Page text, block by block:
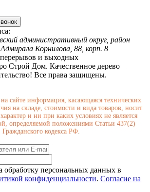
административный округ, район
Корнилова, 88, корп. 8
перерывов и выходных
Строй Дом. Качественное дерево –
Все права защищены.
на сайте информация, касающаяся технических
на складе, стоимости и вида товаров, носит
и ни при каких условиях не является
определяемой положениями Статьи 437(2)
Гражданского кодекса РФ.
обработку персональных данных в
конфиденциальности. Согласие на